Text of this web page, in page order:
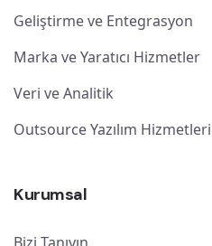
Geliştirme ve Entegrasyon
Marka ve Yaratıcı Hizmetler
Veri ve Analitik
Outsource Yazılım Hizmetleri
Kurumsal